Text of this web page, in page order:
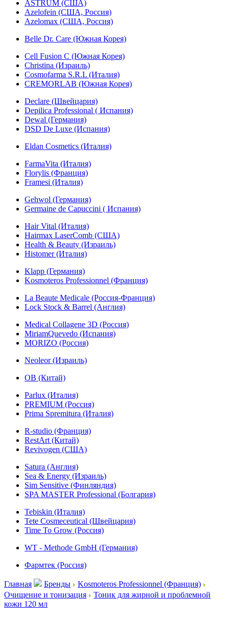
ASTRUM (США)
Azelofein (США, Россия)
Azelomax (США, Россия)
Belle Dr. Care (Южная Корея)
Cell Fusion C (Южная Корея)
Christina (Израиль)
Cosmofarma S.R.L (Италия)
CREMORLAB (Южная Корея)
Declare (Швейцария)
Depilica Professional ( Испания)
Dewal (Германия)
DSD De Luxe (Испания)
Eldan Cosmetics (Италия)
FarmaVita (Италия)
Florylis (Франция)
Framesi (Италия)
Gehwol (Германия)
Germaine de Capuccini ( Испания)
Hair Vital (Италия)
Hairmax LaserComb (США)
Health & Beauty (Израиль)
Histomer (Италия)
Klapp (Германия)
Kosmoteros Professionnel (Франция)
La Beaute Medicale (Россия-Франция)
Lock Stock & Barrel (Англия)
Medical Collagene 3D (Россия)
MiriamQuevedo (Испания)
MORIZO (Россия)
Neoleor (Израиль)
OB (Китай)
Parlux (Италия)
PREMIUM (Россия)
Prima Spremitura (Италия)
R-studio (Франция)
RestArt (Китай)
Revivogen (США)
Satura (Англия)
Sea & Energy (Израиль)
Sim Sensitive (Финляндия)
SPA MASTER Professional (Болгария)
Tebiskin (Италия)
Tete Cosmeceutical (Швейцария)
Time To Grow (Россия)
WT - Methode GmbH (Германия)
Фармтек (Россия)
Главная Бренды
Kosmoteros Professionnel (Франция)
Очищение и тонизация
Тоник для жирной и проблемной
кожи 120 мл